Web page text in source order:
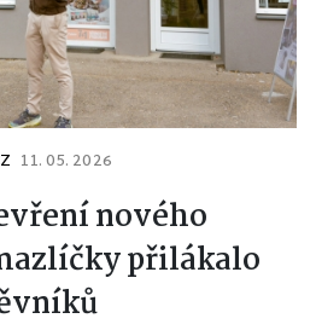
11. 05. 2026
nového
přilákalo